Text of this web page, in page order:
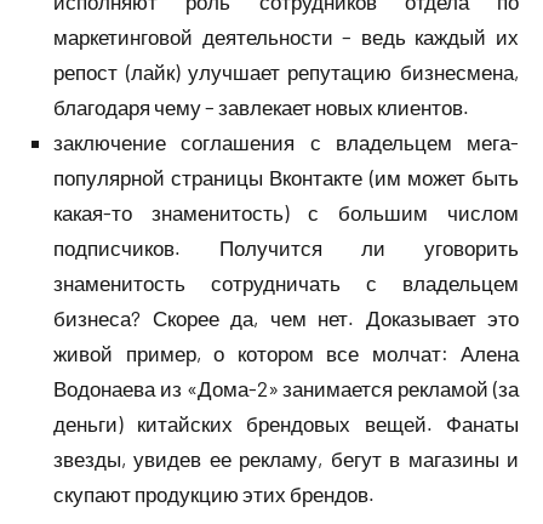
маркетинговой деятельности – ведь каждый их
репост (лайк) улучшает репутацию бизнесмена,
благодаря чему – завлекает новых клиентов.
заключение соглашения с владельцем мега-
популярной страницы Вконтакте (им может быть
какая-то знаменитость) с большим числом
подписчиков. Получится ли уговорить
знаменитость сотрудничать с владельцем
бизнеса? Скорее да, чем нет. Доказывает это
живой пример, о котором все молчат: Алена
Водонаева из «Дома-2» занимается рекламой (за
деньги) китайских брендовых вещей. Фанаты
звезды, увидев ее рекламу, бегут в магазины и
скупают продукцию этих брендов.